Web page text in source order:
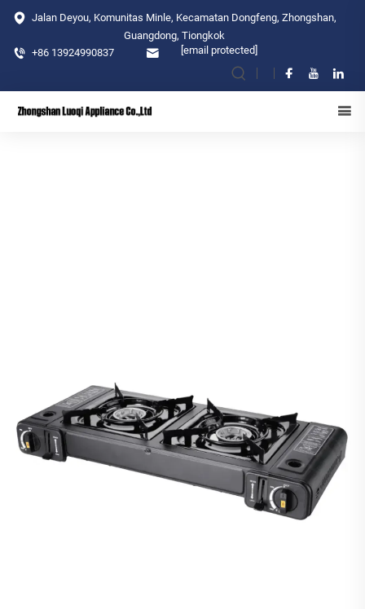
Jalan Deyou, Komunitas Minle, Kecamatan Dongfeng, Zhongshan,
Guangdong, Tiongkok
+86 13924990837
[email protected]